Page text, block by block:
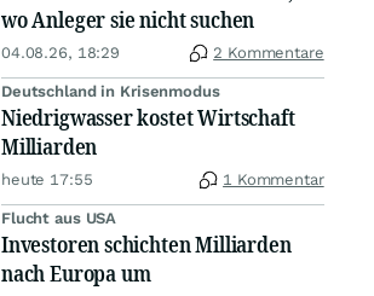
wo Anleger sie nicht suchen
04.08.26, 18:29 2 Kommentare
Deutschland in Krisenmodus
Niedrigwasser kostet Wirtschaft
Milliarden
heute 17:55 1 Kommentar
Flucht aus USA
Investoren schichten Milliarden
nach Europa um